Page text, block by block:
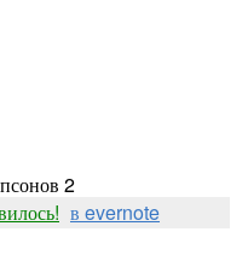
2
в evernote